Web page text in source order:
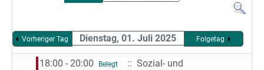
Vorheriger Tag Dienstag, 01. Juli 2025 Folgetag
18:00 - 20:00 Belegt
:: Sozial- und